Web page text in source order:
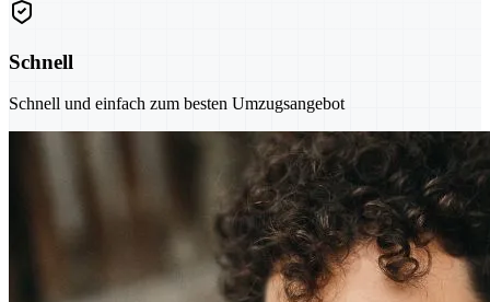
Schnell
Schnell und einfach zum besten Umzugsangebot